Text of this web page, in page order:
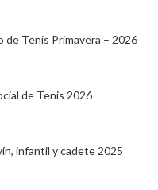
de Tenis Primavera – 2026
de Tenis 2026
infantil y cadete 2025